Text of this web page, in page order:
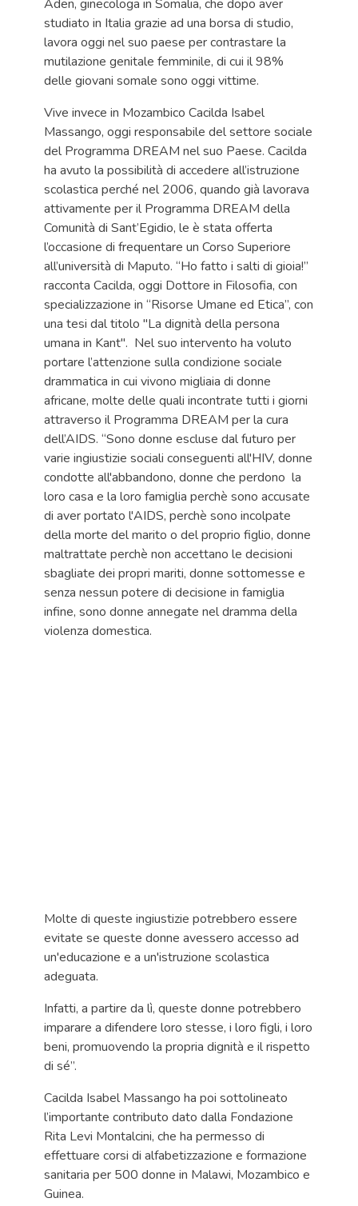
Aden, ginecologa in Somalia, che dopo aver
studiato in Italia grazie ad una borsa di studio,
lavora oggi nel suo paese per contrastare la
mutilazione genitale femminile, di cui il 98%
delle giovani somale sono oggi vittime.
Vive invece in Mozambico Cacilda Isabel
Massango, oggi responsabile del settore sociale
del Programma DREAM nel suo Paese. Cacilda
ha avuto la possibilità di accedere all’istruzione
scolastica perché nel 2006, quando già lavorava
attivamente per il Programma DREAM della
Comunità di Sant’Egidio, le è stata offerta
l’occasione di frequentare un Corso Superiore
all’università di Maputo. “Ho fatto i salti di gioia!”
racconta Cacilda, oggi Dottore in Filosofia, con
specializzazione in “Risorse Umane ed Etica”, con
una tesi dal titolo "La dignità della persona
umana in Kant". Nel suo intervento ha voluto
portare l’attenzione sulla condizione sociale
drammatica in cui vivono migliaia di donne
africane, molte delle quali incontrate tutti i giorni
attraverso il Programma DREAM per la cura
dell’AIDS. “Sono donne escluse dal futuro per
varie ingiustizie sociali conseguenti all'HIV, donne
condotte all'abbandono, donne che perdono la
loro casa e la loro famiglia perchè sono accusate
di aver portato l'AIDS, perchè sono incolpate
della morte del marito o del proprio figlio, donne
maltrattate perchè non accettano le decisioni
sbagliate dei propri mariti, donne sottomesse e
senza nessun potere di decisione in famiglia
infine, sono donne annegate nel dramma della
violenza domestica.
Molte di queste ingiustizie potrebbero essere
evitate se queste donne avessero accesso ad
un'educazione e a un'istruzione scolastica
adeguata.
Infatti, a partire da lì, queste donne potrebbero
imparare a difendere loro stesse, i loro figli, i loro
beni, promuovendo la propria dignità e il rispetto
di sé”.
Cacilda Isabel Massango ha poi sottolineato
l’importante contributo dato dalla Fondazione
Rita Levi Montalcini, che ha permesso di
effettuare corsi di alfabetizzazione e formazione
sanitaria per 500 donne in Malawi, Mozambico e
Guinea.